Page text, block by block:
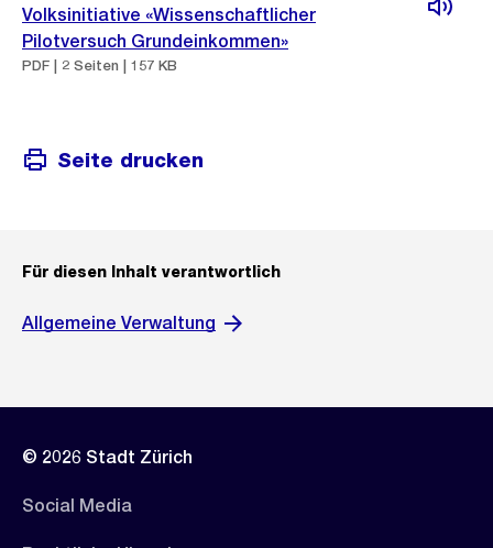
Volksinitiative «Wissenschaftlicher
Pilotversuch Grundeinkommen»
PDF | 2 Seiten | 157 KB
Seite drucken
Für diesen Inhalt verantwortlich
Allgemeine Verwaltung
© 2026 Stadt Zürich
Social Media